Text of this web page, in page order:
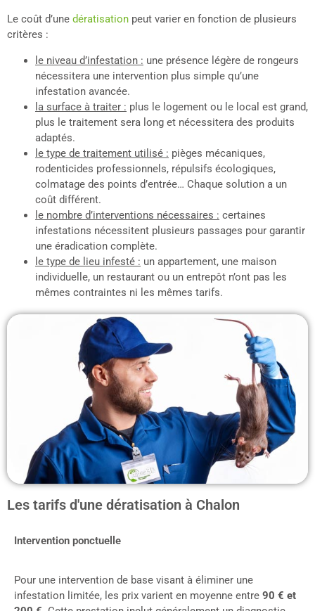
Le coût d’une dératisation peut varier en fonction de plusieurs
critères :
le niveau d’infestation : une présence légère de rongeurs
nécessitera une intervention plus simple qu’une
infestation avancée.
la surface à traiter : plus le logement ou le local est grand,
plus le traitement sera long et nécessitera des produits
adaptés.
le type de traitement utilisé : pièges mécaniques,
rodenticides professionnels, répulsifs écologiques,
colmatage des points d’entrée… Chaque solution a un
coût différent.
le nombre d’interventions nécessaires : certaines
infestations nécessitent plusieurs passages pour garantir
une éradication complète.
le type de lieu infesté : un appartement, une maison
individuelle, un restaurant ou un entrepôt n’ont pas les
mêmes contraintes ni les mêmes tarifs.
Les tarifs d'une dératisation à Chalon
Intervention ponctuelle
Pour une intervention de base visant à éliminer une
infestation limitée, les prix varient en moyenne entre 90 € et